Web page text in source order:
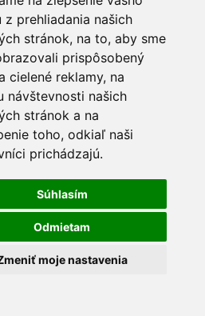
z prehliadania našich
stránok, na to, aby sme
prispôsobený
cielené reklamy, na
návštevnosti našich
stránok a na
toho, odkiaľ naši
prichádzajú.
Súhlasím
Odmietam
moje nastavenia